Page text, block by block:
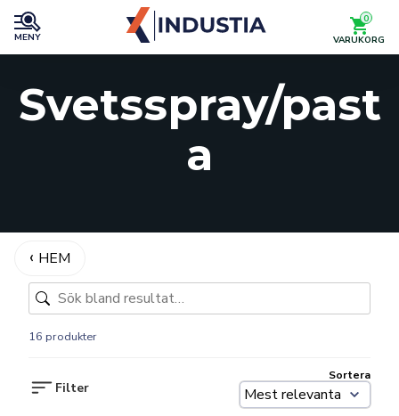
MENY
0
VARUKORG
Svetsspray/past
a
HEM
16 produkter
Sortera
Filter